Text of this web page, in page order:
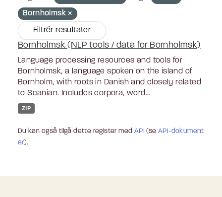
Bornholmsk
Filtrér resultater
Bornholmsk (NLP tools / data for Bornholmsk)
Language processing resources and tools for
Bornholmsk, a language spoken on the island of
Bornholm, with roots in Danish and closely related
to Scanian. Includes corpora, word...
ZIP
Du kan også tilgå dette register med API (seAPI-dokument
er).